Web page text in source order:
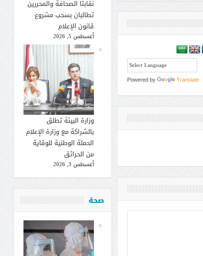
نقابتا الصحافة والمحررين
تطالبان بسحب مشروع
قانون الإعلام
أغسطس 5, 2026
وزارة البيئة تطلق
بالشراكة مع وزارة الإعلام
الحملة الوطنية للوقاية
من الحرائق
أغسطس 3, 2026
صحة
Powered by Translate